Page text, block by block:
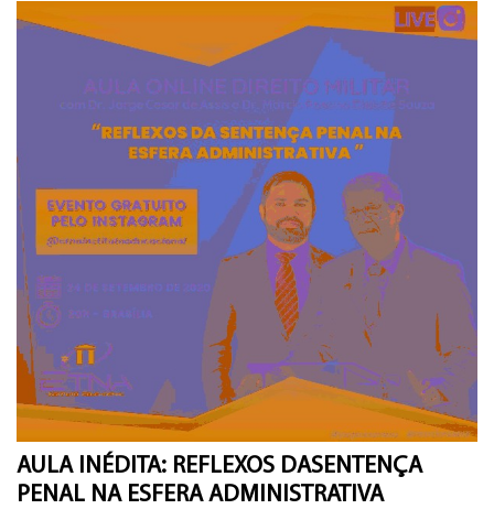
AULA INÉDITA: REFLEXOS DASENTENÇA
PENAL NA ESFERA ADMINISTRATIVA